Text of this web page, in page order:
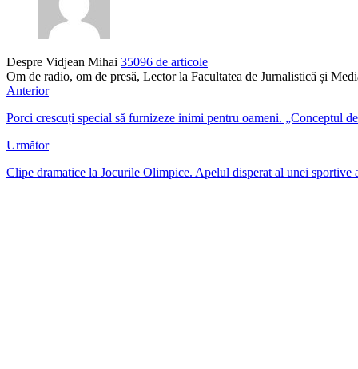
Despre Vidjean Mihai 35096 de articole
Om de radio, om de presă, Lector la Facultatea de Jurnalistică și
Anterior
Porci crescuți special să furnizeze inimi pentru oameni. „Conceptul
Următor
Clipe dramatice la Jocurile Olimpice. Apelul disperat al unei